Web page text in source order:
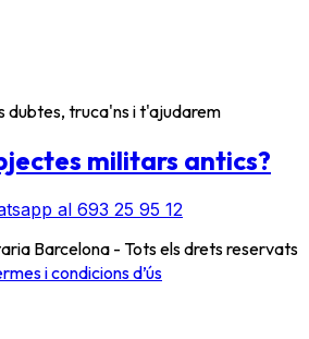
dubtes, truca'ns i t'ajudarem
militars antics?
al 693 25 95 12
Barcelona - Tots els drets reservats
i condicions d’ús